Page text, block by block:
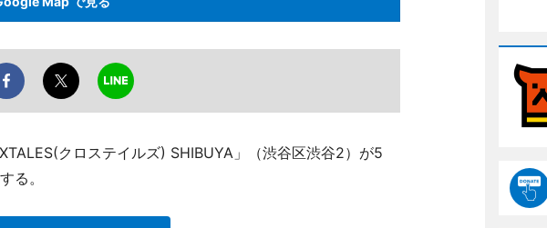
クロステイルズ) SHIBUYA」（渋谷区渋谷2）が5
る。